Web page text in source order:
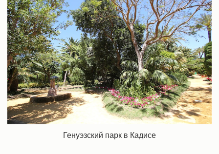
Генуэзский парк в Кадисе